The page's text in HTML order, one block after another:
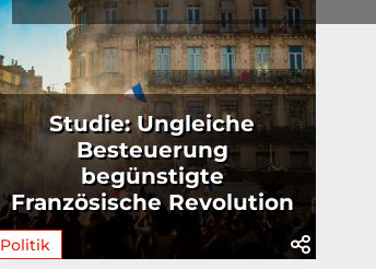
Studie: Ungleiche
Besteuerung
begünstigte
Französische Revolution
Politik